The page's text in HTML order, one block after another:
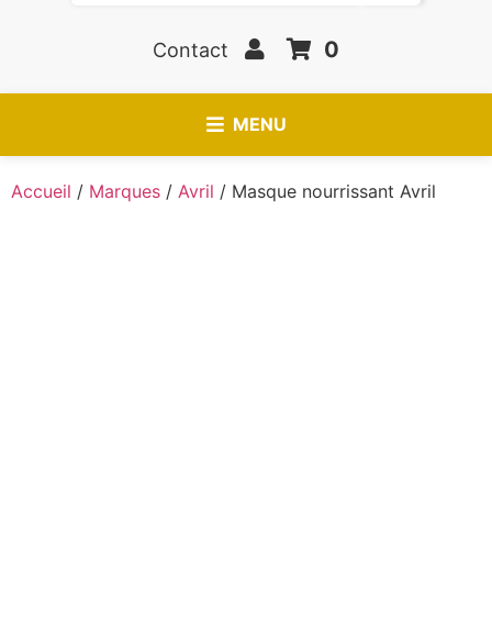
Contact 0
MENU
Accueil / Marques / Avril / Masque nourrissant Avril